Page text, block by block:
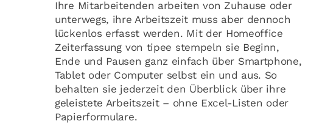
Ihre Mitarbeitenden arbeiten von Zuhause oder
unterwegs, ihre Arbeitszeit muss aber dennoch
lückenlos erfasst werden. Mit der Homeoffice
Zeiterfassung von tipee stempeln sie Beginn,
Ende und Pausen ganz einfach über Smartphone,
Tablet oder Computer selbst ein und aus. So
behalten sie jederzeit den Überblick über ihre
geleistete Arbeitszeit – ohne Excel-Listen oder
Papierformulare.